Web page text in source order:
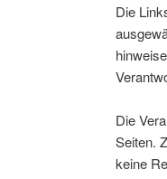
Die
Die
Seiten.
keine